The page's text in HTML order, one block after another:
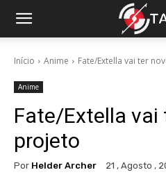
Início Anime Fate/Extella vai ter
Anime
Fate/Extella vai
projeto
Por Helder Archer 21 , Agosto ,